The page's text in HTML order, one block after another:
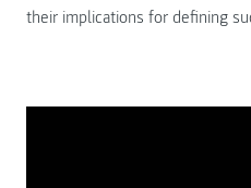
their implications for defining